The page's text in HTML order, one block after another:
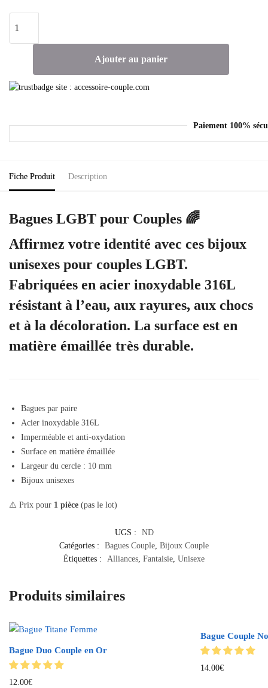
Ajouter au panier
Paiement 100%
Fiche Produit Description
Bagues LGBT pour Couples 🌈
Affirmez votre identité avec ces bijoux
unisexes pour couples LGBT.
Fabriquées en acier inoxydable 316L
résistant à l’eau, aux rayures, aux chocs
et à la décoloration. La surface est en
matière émaillée très durable.
Bagues par paire
Acier inoxydable 316L
Imperméable et anti-oxydation
Surface en matière émaillée
Largeur du cercle : 10 mm
Bijoux unisexes
⚠️ Prix pour 1 pièce (pas le lot)
UGS :
ND
Catégories :
Bagues Couple, Bijoux Couple
Étiquettes :
Alliances, Fantaisie, Unisexe
Produits similaires
Bague Duo Couple en Or
12.00€
Bague Couple
14.00€